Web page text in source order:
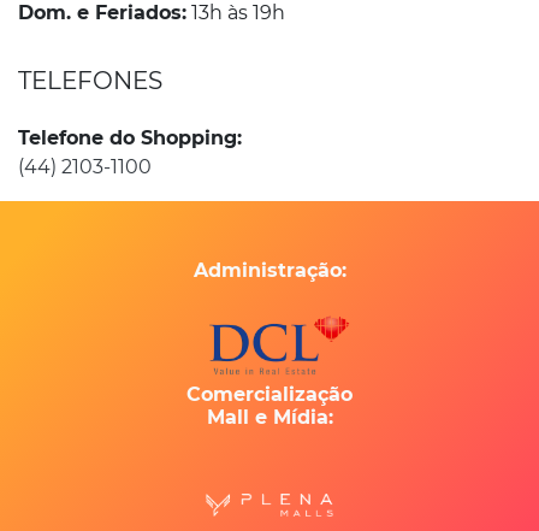
Dom. e Feriados: 13h às 19h
TELEFONES
Telefone do Shopping:
(44) 2103-1100
Administração:
Comercialização
Mall e Mídia: